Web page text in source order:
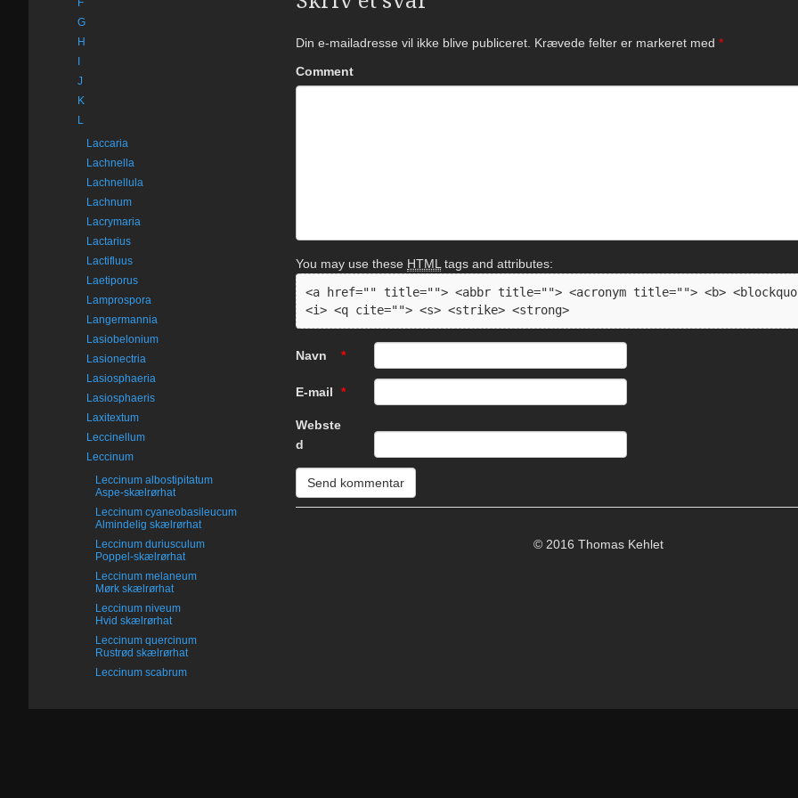
Din e-mailadresse vil ikke blive publiceret. Krævede felter er markeret med *
Comment
You may use these HTML tags and attributes:
<a href="" title=""> <abbr title=""> <acronym title=""> <b>
<i> <q cite=""> <s> <strike> <strong>
Navn *
E-mail *
Webste
d
F
G
H
J
K
L
Laccaria
Lachnella
Lachnellula
Lachnum
Lacrymaria
Lactarius
Lactifluus
Laetiporus
Lamprospora
Langermannia
Lasiobelonium
Lasionectria
Lasiosphaeria
Lasiosphaeris
Laxitextum
Leccinellum
Leccinum
Leccinum albostipitatum
Aspe-skælrørhat
Leccinum cyaneobasileucum
Almindelig skælrørhat
Leccinum duriusculum
Poppel-skælrørhat
Leccinum melaneum
Mørk skælrørhat
Leccinum niveum
Hvid skælrørhat
Leccinum quercinum
Rustrød skælrørhat
Leccinum scabrum
© 2016 Thomas Kehlet